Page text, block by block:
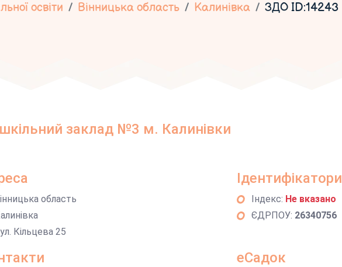
освіти Вінницька область Калинівка ЗДО ID:14243
заклад №3 м. Калинівки
область
Кільцева 25
Ідентифікатори
Індекс: Не вказано
ЄДРПОУ: 26340756
еСадок